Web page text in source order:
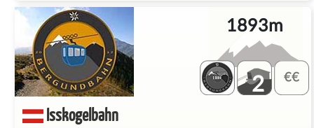
Isskogelbahn
1893m
2